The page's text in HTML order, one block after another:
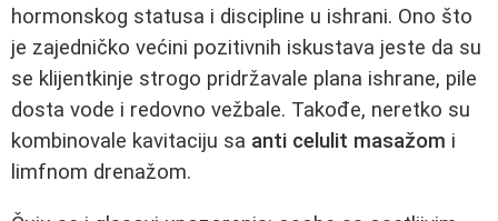
hormonskog statusa i discipline u ishrani. Ono što
je zajedničko većini pozitivnih iskustava jeste da su
se klijentkinje strogo pridržavale plana ishrane, pile
dosta vode i redovno vežbale. Takođe, neretko su
kombinovale kavitaciju sa anti celulit masažom i
limfnom drenažom.